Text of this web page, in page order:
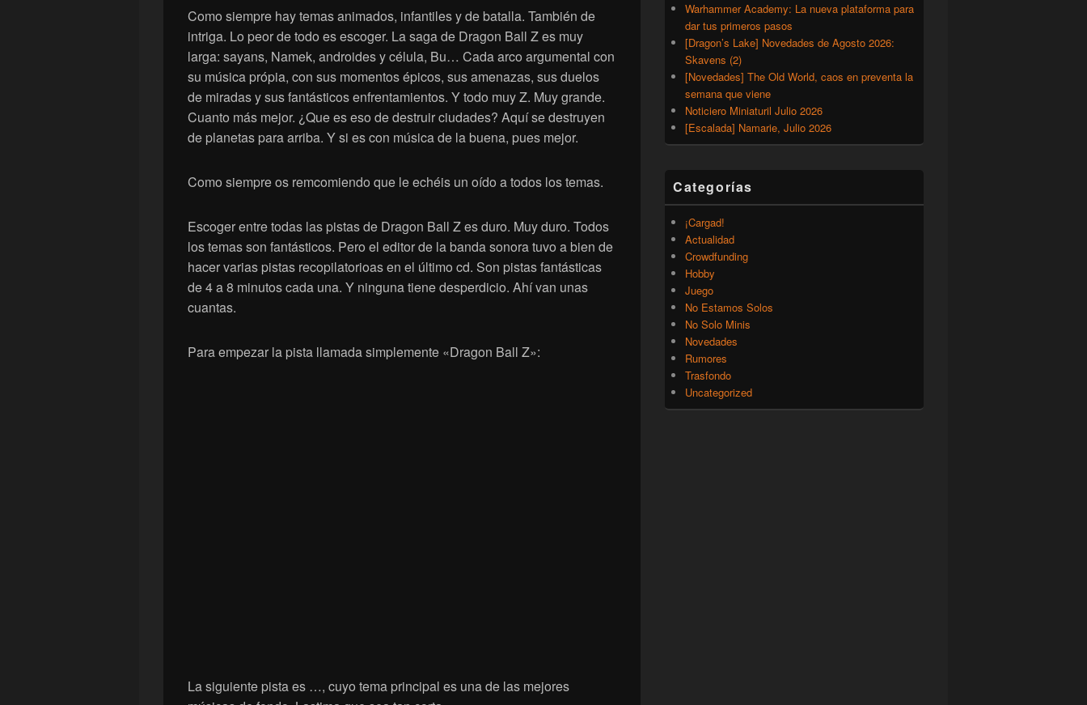
Como siempre hay temas animados, infantiles y de batalla. También de
intriga. Lo peor de todo es escoger. La saga de Dragon Ball Z es muy
larga: sayans, Namek, androides y célula, Bu… Cada arco argumental con
su música própia, con sus momentos épicos, sus amenazas, sus duelos
de miradas y sus fantásticos enfrentamientos. Y todo muy Z. Muy grande.
Cuanto más mejor. ¿Que es eso de destruir ciudades? Aquí se destruyen
de planetas para arriba. Y si es con música de la buena, pues mejor.
Como siempre os remcomiendo que le echéis un oído a todos los temas.
Escoger entre todas las pistas de Dragon Ball Z es duro. Muy duro. Todos
los temas son fantásticos. Pero el editor de la banda sonora tuvo a bien de
hacer varias pistas recopilatorioas en el último cd. Son pistas fantásticas
de 4 a 8 minutos cada una. Y ninguna tiene desperdicio. Ahí van unas
cuantas.
Para empezar la pista llamada simplemente «Dragon Ball Z»:
La siguiente pista es …, cuyo tema principal es una de las mejores
Warhammer Academy: La nueva plataforma para
dar tus primeros pasos
[Dragon’s Lake] Novedades de Agosto 2026:
Skavens (2)
[Novedades] The Old World, caos en preventa la
semana que viene
Noticiero Miniaturil Julio 2026
[Escalada] Namarie, Julio 2026
Categorías
¡Cargad!
Actualidad
Crowdfunding
Hobby
Juego
No Estamos Solos
No Solo Minis
Novedades
Rumores
Trasfondo
Uncategorized